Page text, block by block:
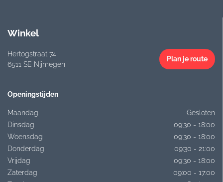
Winkel
Hertogstraat 74
6511 SE Nijmegen
Plan je route
Openingstijden
Maandag
Gesloten
Dinsdag
09:30 - 18:00
Woensdag
09:30 - 18:00
Donderdag
09:30 - 21:00
Vrijdag
09:30 - 18:00
Zaterdag
09:00 - 17:00